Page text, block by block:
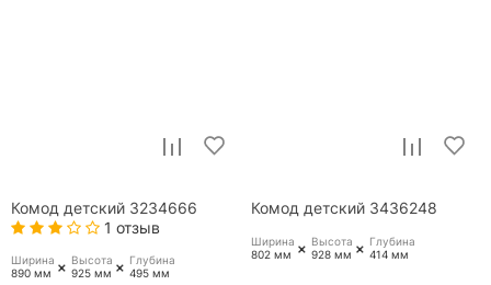
Комод детский 3234666
1 отзыв
Ширина
890 мм+Высота
925 мм+Глубина
495 мм
Комод детский 3436248
Ширина
802 мм+Высота
928 мм+Глубина
414 мм